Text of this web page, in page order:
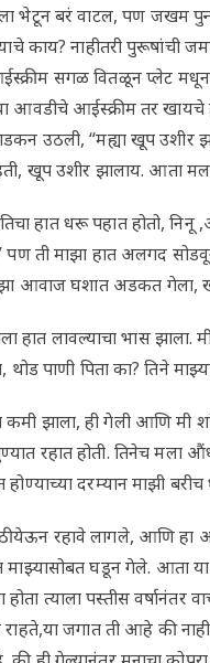
भेटून बरं वाटल, पण जखम
काय? नाहीतरी पुरूषांची
सगळ वितळून प्लेट
आवडीचे आईस्क्रीम तर खायचे
उठली, “मह्या खूप
खूप उशीर झालाय. आता मला
तिचा हात धरू पहात होतो,
ती माझा हात अलगद
आवाज घशात अडकत गेला,
हात लावल्याचा भास झाला.
थोड पाणी पिता का? तिने
कमी झाला, ही गेली आणि मी
रहात होती. तिनेच मला
होण्याच्या दरम्यान माझी
येऊन रहावे लागले, आणि
घडून गेले. आता
त्याला पस्तीस
जगात ती आहे की